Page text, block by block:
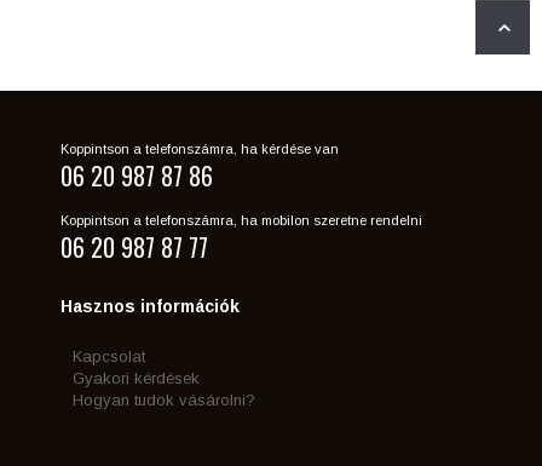
Koppintson a telefonszámra, ha kérdése van
06 20 987 87 86
Koppintson a telefonszámra, ha mobilon szeretne rendelni
06 20 987 87 77
Hasznos információk
Kapcsolat
Gyakori kérdések
Hogyan tudok vásárolni?